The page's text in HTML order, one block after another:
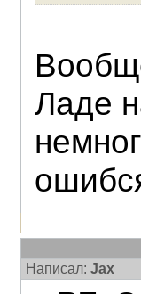
Ладе
Написал: Jax